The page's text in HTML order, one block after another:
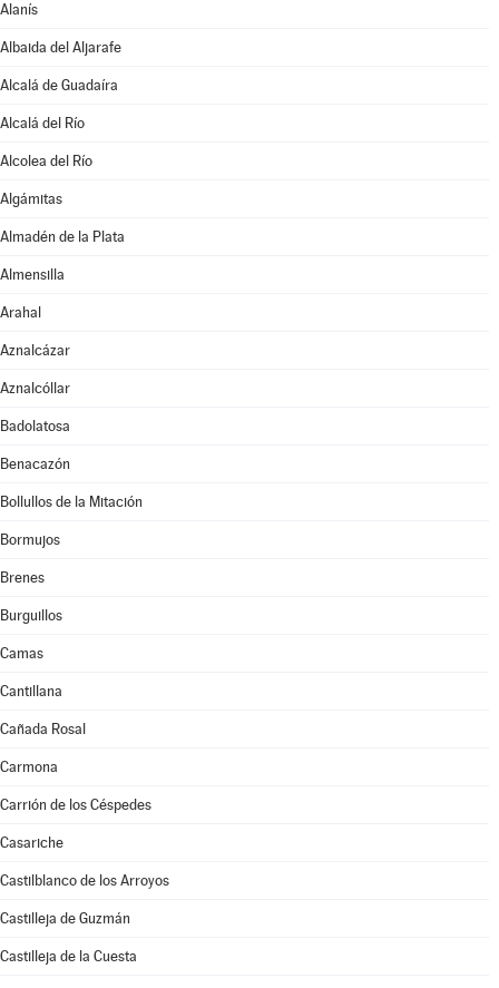
Alanís
Albaida del Aljarafe
Alcalá de Guadaíra
Alcalá del Río
Alcolea del Río
Algámitas
Almadén de la Plata
Almensilla
Arahal
Aznalcázar
Aznalcóllar
Badolatosa
Benacazón
Bollullos de la Mitación
Bormujos
Brenes
Burguillos
Camas
Cantillana
Cañada Rosal
Carmona
Carrión de los Céspedes
Casariche
Castilblanco de los Arroyos
Castilleja de Guzmán
Castilleja de la Cuesta